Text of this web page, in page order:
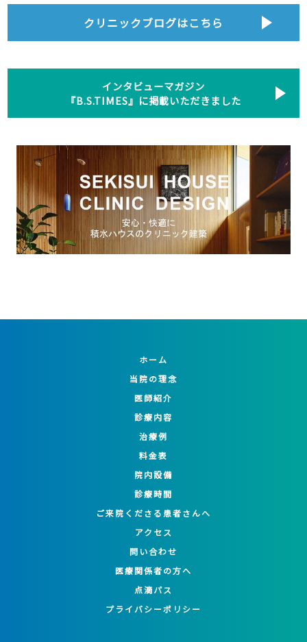
クリニックブログはこちら
インタビューマガジン
『B.S.TIMES』に掲載いただきました
ホーム
当院の理念
医師紹介
診療内容
治療例
料金表
院内設備
診療時間
ご来院くださる患者さんへ
アクセス
問い合わせ
医療関係者の方へ
点滴パス
プライバシーポリシー